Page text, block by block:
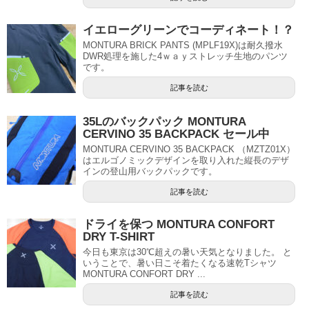
イエローグリーンでコーディネート！？
MONTURA BRICK PANTS (MPLF19X)は耐久撥水
DWR処理を施した4ｗａｙストレッチ生地のパンツ
です。
記事を読む
35Lのバックパック MONTURA
CERVINO 35 BACKPACK セール中
MONTURA CERVINO 35 BACKPACK （MZTZ01X）
はエルゴノミックデザインを取り入れた縦長のデザ
インの登山用バックパックです。
記事を読む
ドライを保つ MONTURA CONFORT
DRY T-SHIRT
今日も東京は30℃超えの暑い天気となりました。 と
いうことで、暑い日こそ着たくなる速乾Tシャツ
MONTURA CONFORT DRY ...
記事を読む